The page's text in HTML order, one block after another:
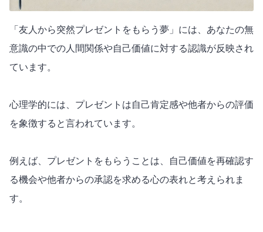
「友人から突然プレゼントをもらう夢」には、あなたの無
意識の中での人間関係や自己価値に対する認識が反映され
ています。
心理学的には、プレゼントは自己肯定感や他者からの評価
を象徴すると言われています。
例えば、プレゼントをもらうことは、自己価値を再確認す
る機会や他者からの承認を求める心の表れと考えられま
す。